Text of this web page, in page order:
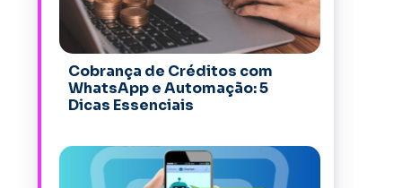
Cobrança de Créditos com
WhatsApp e Automação: 5
Dicas Essenciais